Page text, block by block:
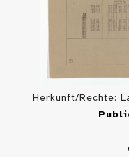
Herkunft/Rechte: